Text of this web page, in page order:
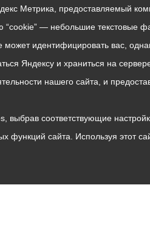
Метрика,
“cookie” — небольшие текстовые
идентифицировать вас,
Яндексу и храниться на
нашего сайта, и
выбрав соответствующие
функций сайта. Используя этот